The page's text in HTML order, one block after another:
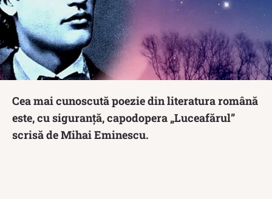
Cea mai cunoscută poezie din literatura română
este, cu siguranță, capodopera „Luceafărul”
scrisă de Mihai Eminescu.